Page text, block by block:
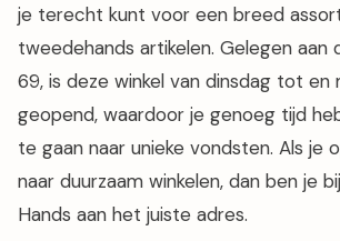
je terecht kunt voor een breed
tweedehands artikelen. Gelegen aan
69, is deze winkel van dinsdag tot
geopend, waardoor je genoeg tijd
te gaan naar unieke vondsten. Als je
naar duurzaam winkelen, dan ben je
Hands aan het juiste adres.